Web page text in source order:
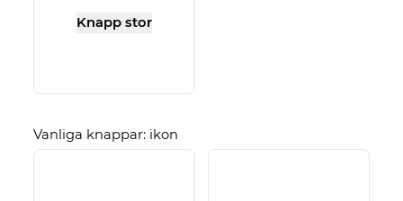
Knapp stor
Vanliga knappar: ikon